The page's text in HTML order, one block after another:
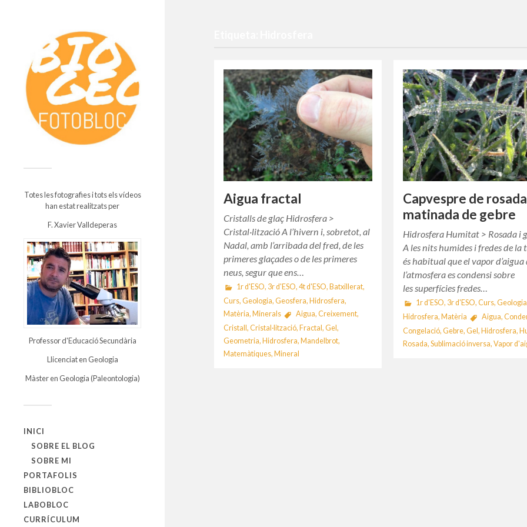
Totes les fotografies i tots els vídeos
han estat realitzats per
F. Xavier Valldeperas
Professor d'Educació Secundària
Llicenciat en Geologia
Màster en Geologia (Paleontologia)
INICI
SOBRE EL BLOG
SOBRE MI
PORTAFOLIS
BIBLIOBLOC
LABOBLOC
CURRÍCULUM
Aigua fractal
Cristalls de glaç Hidrosfera >
Cristal·lització A l’hivern i, sobretot, al
Nadal, amb l’arribada del fred, de les
primeres glaçades o de les primeres
neus, segur que ens…
1r d'ESO, 3r d'ESO, 4t d'ESO, Batxillerat,
Curs,Geologia,Geosfera,Hidrosfera,
Matèria,Minerals Aigua, Creixement,
Cristall,Cristal·lització,Fractal,Gel,
Geometria,Hidrosfera,Mandelbrot,
Matemàtiques,Mineral
Capvespre de
matinada de gebre
Hidrosfera Humitat > Rosada i
A les nits humides i fredes de la
és habitual que el vapor d’aigua
l’atmosfera es condensi sobre
les superfícies fredes…
1r d'ESO, 3r d'ESO, Curs, Geologia
Hidrosfera,Matèria Aigua,
Congelació,Gebre,Gel,Hidrosfera,
Rosada,Sublimació inversa,Vapor